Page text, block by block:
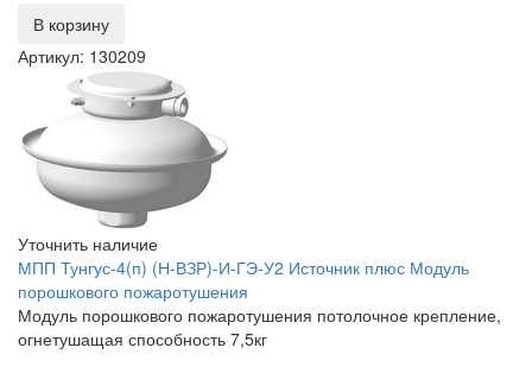
В корзину
Артикул: 130209
Уточнить наличие
МПП Тунгус-4(п) (Н-ВЗР)-И-ГЭ-У2 Источник плюс Модуль
порошкового пожаротушения
Модуль порошкового пожаротушения потолочное крепление,
огнетушащая способность 7,5кг